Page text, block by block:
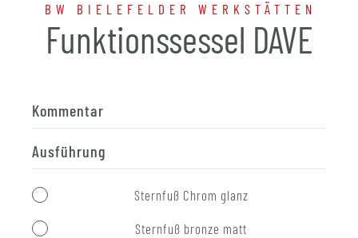
BW BIELEFELDER WERKSTÄTTEN
Funktionssessel DAVE
Kommentar
Ausführung
Sternfuß Chrom glanz
Sternfuß bronze matt